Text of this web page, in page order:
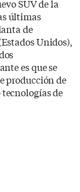
SUV de la
últimas
de
Unidos),
es que se
producción de
de